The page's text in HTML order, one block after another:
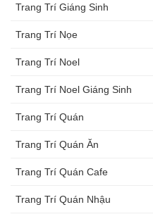
Trang Trí Giáng Sinh
Trang Trí Nọe
Trang Trí Noel
Trang Trí Noel Giáng Sinh
Trang Trí Quán
Trang Trí Quán Ăn
Trang Trí Quán Cafe
Trang Trí Quán Nhậu